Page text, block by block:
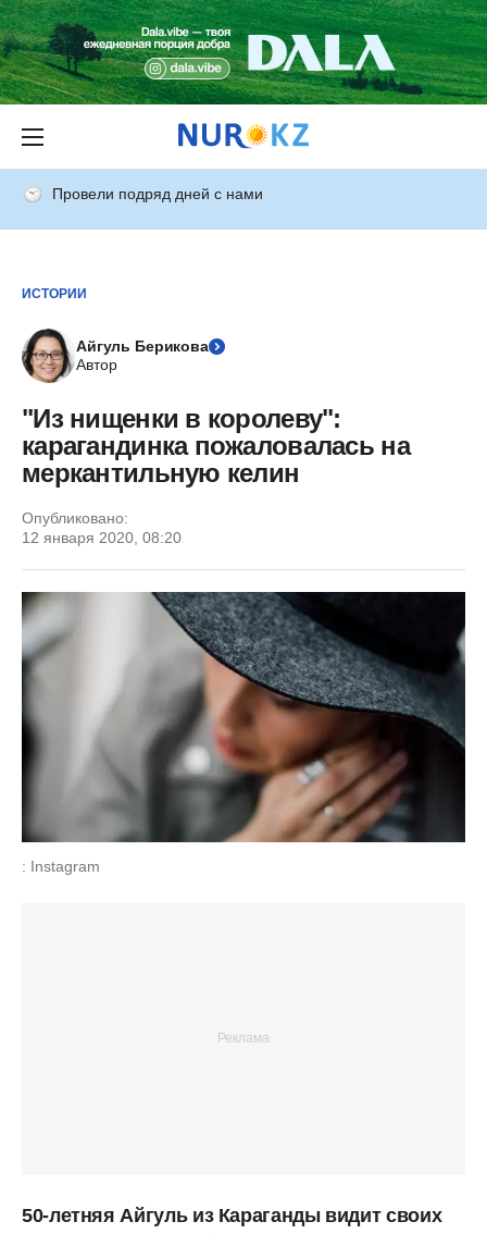
Провели подряд дней с нами
ИСТОРИИ
Айгуль Берикова
Автор
"Из нищенки в королеву":
карагандинка пожаловалась на
меркантильную келин
Опубликовано:
12 января 2020, 08:20
: Instagram
50-летняя Айгуль из Караганды видит своих